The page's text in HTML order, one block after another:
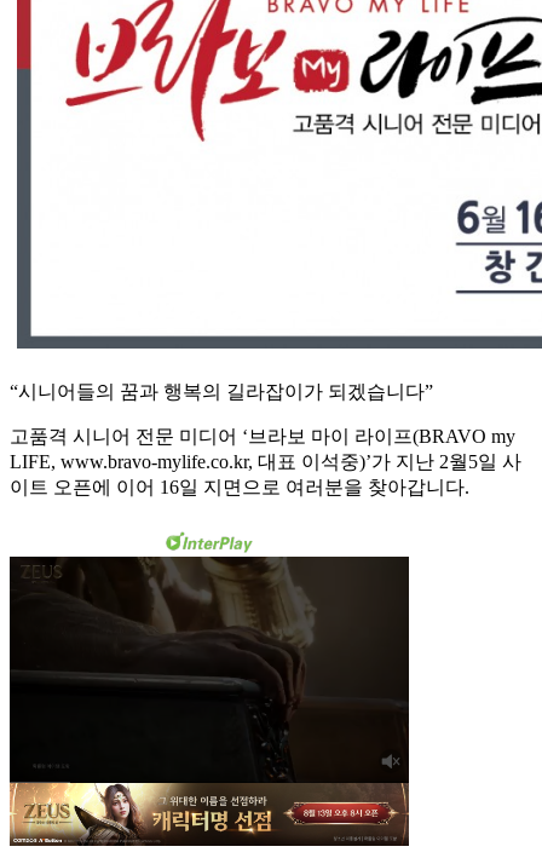
“시니어들의 꿈과 행복의 길라잡이가 되겠습니다”
고품격 시니어 전문 미디어 ‘브라보 마이 라이프(BRAVO my
LIFE, www.bravo-mylife.co.kr, 대표 이석중)’가 지난 2월5일 사
이트 오픈에 이어 16일 지면으로 여러분을 찾아갑니다.